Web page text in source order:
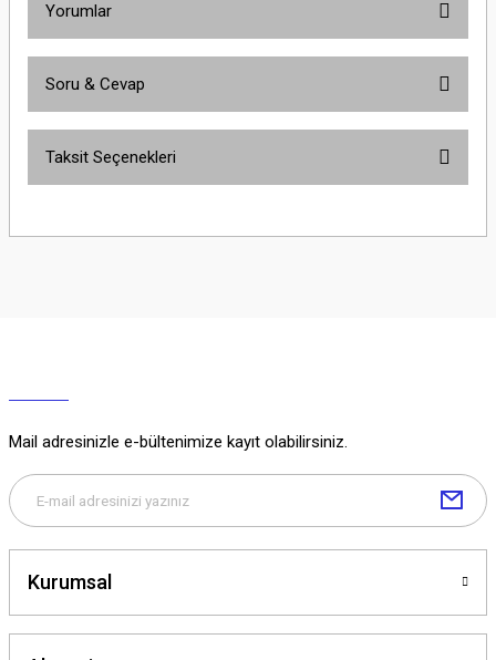
Yorumlar
Soru & Cevap
Soru Sor
Taksit Seçenekleri
Mail adresinizle e-bültenimize kayıt olabilirsiniz.
Kurumsal